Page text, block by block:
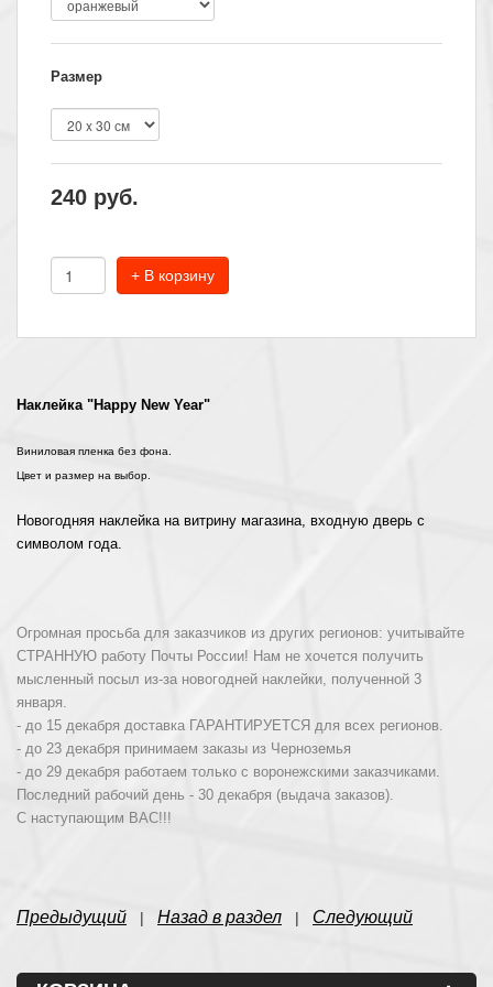
Размер
240 руб.
+ В корзину
Наклейка "Happy New Year"
Виниловая пленка без фона.
Цвет и размер на выбор.
Новогодняя наклейка на витрину магазина, входную дверь с
символом года.
Огромная просьба для заказчиков из других регионов: учитывайте
СТРАННУЮ работу Почты России! Нам не хочется получить
мысленный посыл из-за новогодней наклейки, полученной 3
января.
- до 15 декабря доставка ГАРАНТИРУЕТСЯ для всех регионов.
- до 23 декабря принимаем заказы из Черноземья
- до 29 декабря работаем только с воронежскими заказчиками.
Последний рабочий день - 30 декабря (выдача заказов).
С наступающим ВАС!!!
Предыдущий | Назад в раздел | Следующий